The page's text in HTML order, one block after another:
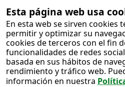
Esta página web usa
En esta web se sirven cookies
permitir y optimizar su
cookies de terceros con el fin
funcionalidades de redes
basada en sus hábitos de
rendimiento y tráfico web.
información en nuestra